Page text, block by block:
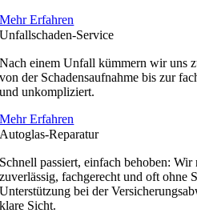
Mehr Erfahren
Unfallschaden-Service
Nach einem Unfall kümmern wir uns
von der Schadensaufnahme bis zur
und unkompliziert.
Mehr Erfahren
Autoglas-Reparatur
Schnell passiert, einfach behoben: Wir
zuverlässig, fachgerecht und oft ohne
Unterstützung bei der
klare Sicht.